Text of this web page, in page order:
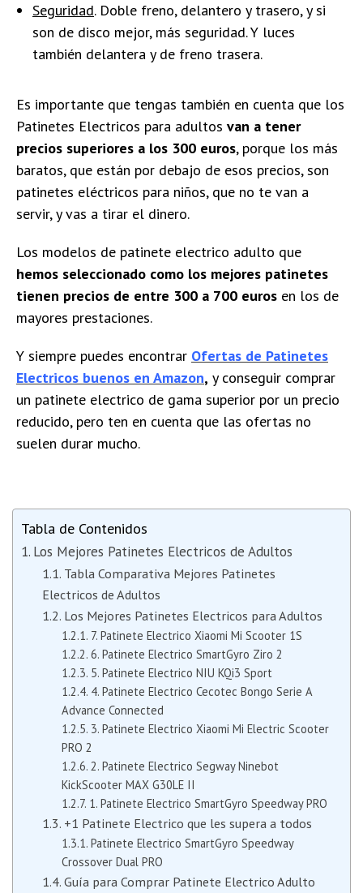
Seguridad. Doble freno, delantero y trasero, y si
son de disco mejor, más seguridad. Y luces
también delantera y de freno trasera.
Es importante que tengas también en cuenta que los
Patinetes Electricos para adultos van a tener
precios superiores a los 300 euros, porque los más
baratos, que están por debajo de esos precios, son
patinetes eléctricos para niños, que no te van a
servir, y vas a tirar el dinero.
Los modelos de patinete electrico adulto que
hemos seleccionado como los mejores patinetes
tienen precios de entre 300 a 700 euros en los de
mayores prestaciones.
Y siempre puedes encontrar Ofertas de Patinetes
Electricos buenos en Amazon, y conseguir comprar
un patinete electrico de gama superior por un precio
reducido, pero ten en cuenta que las ofertas no
suelen durar mucho.
Tabla de Contenidos
Los Mejores Patinetes Electricos de Adultos
Tabla Comparativa Mejores Patinetes
Electricos de Adultos
Los Mejores Patinetes Electricos para Adultos
7. Patinete Electrico Xiaomi Mi Scooter 1S
6. Patinete Electrico SmartGyro Ziro 2
5. Patinete Electrico NIU KQi3 Sport
4. Patinete Electrico Cecotec Bongo Serie A
Advance Connected
3. Patinete Electrico Xiaomi Mi Electric Scooter
PRO 2
2. Patinete Electrico Segway Ninebot
KickScooter MAX G30LE II
1. Patinete Electrico SmartGyro Speedway PRO
+1 Patinete Electrico que les supera a todos
Patinete Electrico SmartGyro Speedway
Crossover Dual PRO
Guía para Comprar Patinete Electrico Adulto